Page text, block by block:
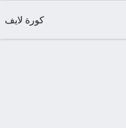
كورة لايف